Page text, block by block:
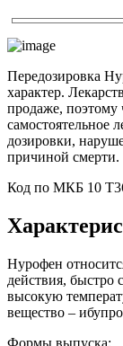
Передозировка
характер.
продаже, поэтому
самостоятельное
дозировки,
причиной смерти.
Код по МКБ 10
Нурофен
действия, быстро
высокую
вещество –
Формы выпуска: